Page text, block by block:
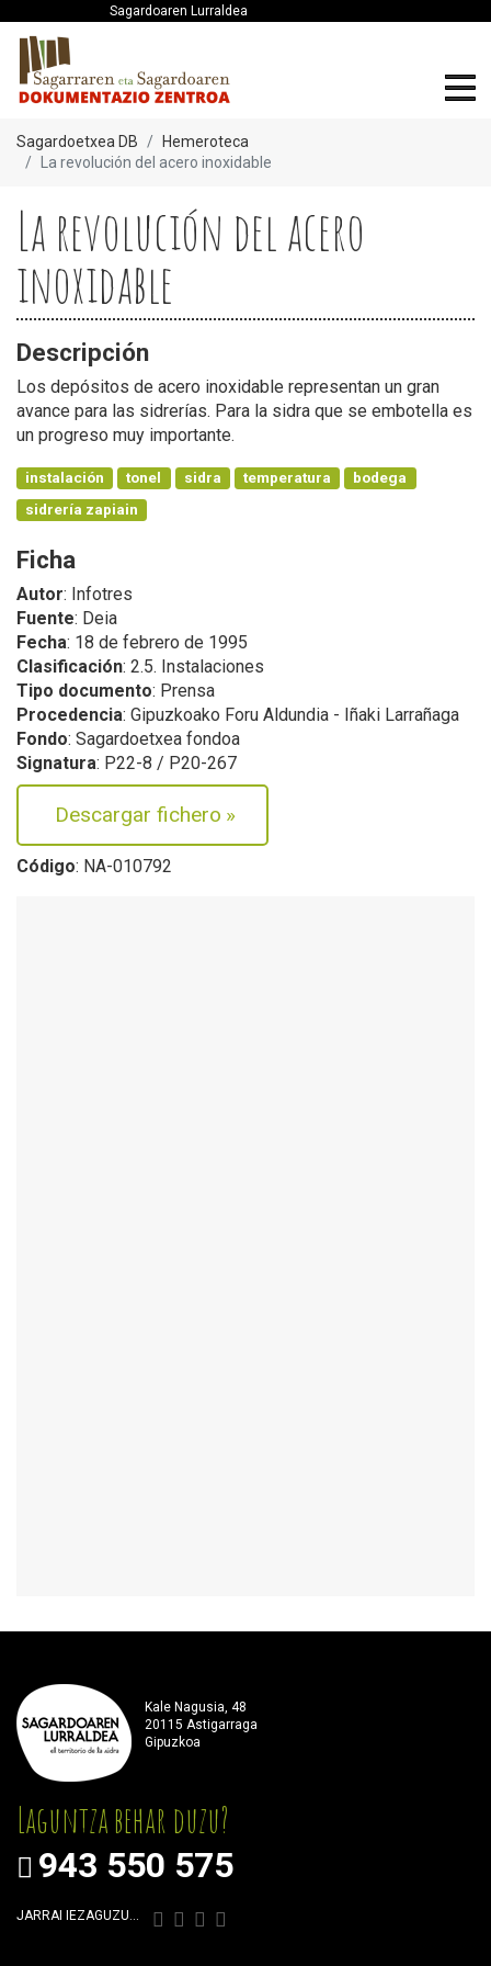
Sagardoaren Lurraldea
Sagardoetxea DB
Hemeroteca
La revolución del acero inoxidable
La revolución del acero
inoxidable
Descripción
Los depósitos de acero inoxidable representan un gran
avance para las sidrerías. Para la sidra que se embotella es
un progreso muy importante.
instalación tonel sidra temperatura
bodega
sidrería zapiain
Ficha
Autor: Infotres
Fuente: Deia
Fecha: 18 de febrero de 1995
Clasificación: 2.5. Instalaciones
Tipo documento: Prensa
Procedencia: Gipuzkoako Foru Aldundia - Iñaki Larrañaga
Fondo: Sagardoetxea fondoa
Signatura: P22-8 / P20-267
Descargar fichero »
Código: NA-010792
Kale Nagusia, 48
20115 Astigarraga
Gipuzkoa
Laguntza behar duzu?
943 550 575
JARRAI IEZAGUZU…